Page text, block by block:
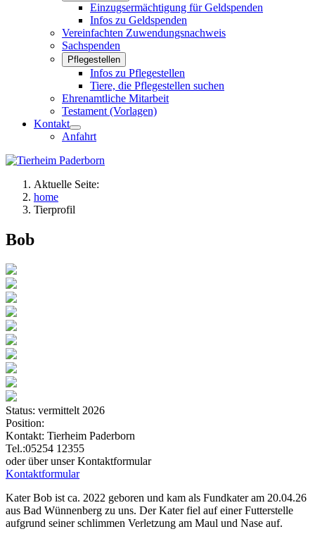
Einzugsermächtigung für Geldspenden
Infos zu Geldspenden
Vereinfachten Zuwendungsnachweis
Sachspenden
Pflegestellen
Infos zu Pflegestellen
Tiere, die Pflegestellen suchen
Ehrenamtliche Mitarbeit
Testament (Vorlagen)
Kontakt
Anfahrt
Aktuelle Seite:
home
Tierprofil
Bob
Status: vermittelt 2026
Position:
Kontakt: Tierheim Paderborn
Tel.:05254 12355
oder über unser Kontaktformular
Kontaktformular
Kater Bob ist ca. 2022 geboren und kam als Fundkater am 20.04.26
aus Bad Wünnenberg zu uns. Der Kater fiel auf einer Futterstelle
aufgrund seiner schlimmen Verletzung am Maul und Nase auf.